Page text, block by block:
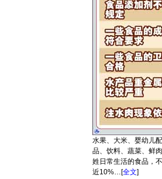
水果、大米、婴幼儿
品、饮料、蔬菜、鲜
姓日常生活的食品，
近10%…[全文]